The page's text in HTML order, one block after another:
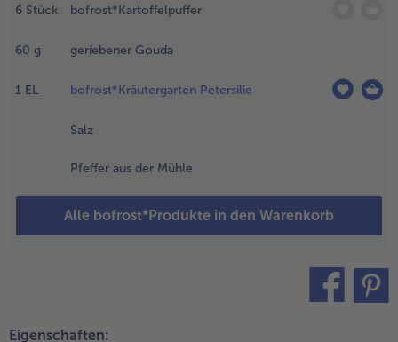
6 Stück bofrost*Kartoffelpuffer
60 g geriebener Gouda
1 EL bofrost*Kräutergarten Petersilie
Salz
Pfeffer aus der Mühle
Alle bofrost*Produkte in den Warenkorb
Mit
einer zweiten
erhitzen
Eigenschaften: